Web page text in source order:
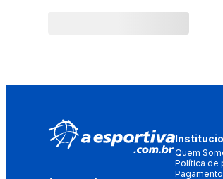
Quem
Política de